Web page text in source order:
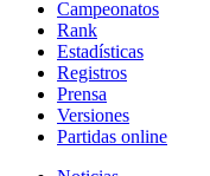
Campeonatos
Rank
Estadísticas
Registros
Prensa
Versiones
Partidas online